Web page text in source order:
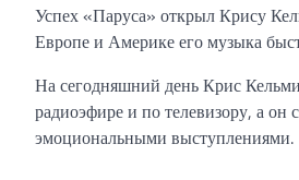
Успех «Паруса» открыл Крису
Европе и Америке его музыка
На сегодняшний день Крис
радиоэфире и по телевизору, а он
эмоциональными выступлениями.